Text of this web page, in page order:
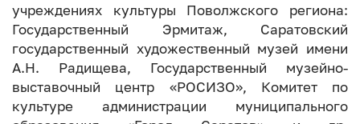
учреждениях культуры Поволжского региона:
Государственный Эрмитаж, Саратовский
государственный художественный музей имени
А.Н. Радищева, Государственный музейно-
выставочный центр «РОСИЗО», Комитет по
культуре администрации муниципального